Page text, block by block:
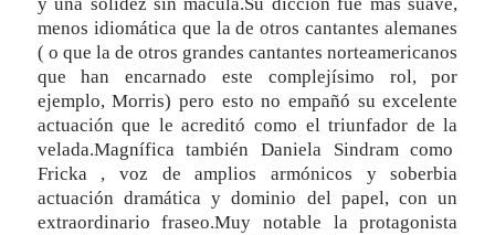
menos idiomática que la de otros cantantes alemanes
( o que la de otros grandes cantantes norteamericanos
que han encarnado este complejísimo rol, por
ejemplo, Morris) pero esto no empañó su excelente
actuación que le acreditó como el triunfador de la
velada.Magnífica también Daniela Sindram como
Fricka , voz de amplios armónicos y soberbia
actuación dramática y dominio del papel, con un
extraordinario fraseo.Muy notable la protagonista